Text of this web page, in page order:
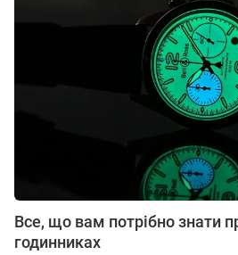
Все, що вам потрібно знати
годинниках